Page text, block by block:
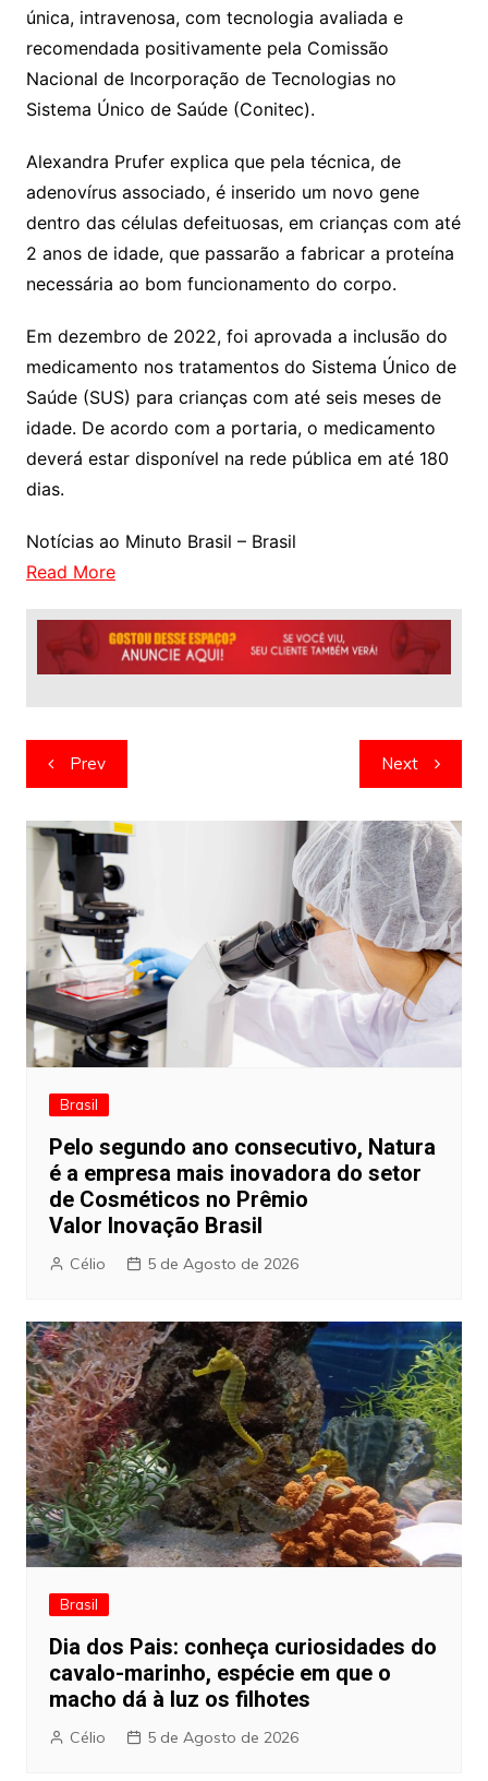
única, intravenosa, com tecnologia avaliada e
recomendada positivamente pela Comissão
Nacional de Incorporação de Tecnologias no
Sistema Único de Saúde (Conitec).
Alexandra Prufer explica que pela técnica, de
adenovírus associado, é inserido um novo gene
dentro das células defeituosas, em crianças com até
2 anos de idade, que passarão a fabricar a proteína
necessária ao bom funcionamento do corpo.
Em dezembro de 2022, foi aprovada a inclusão do
medicamento nos tratamentos do Sistema Único de
Saúde (SUS) para crianças com até seis meses de
idade. De acordo com a portaria, o medicamento
deverá estar disponível na rede pública em até 180
dias.
Notícias ao Minuto Brasil – Brasil
Read More
Navegação
de
artigos
Prev Next
Brasil
Pelo segundo ano consecutivo, Natura
é a empresa mais inovadora do setor
de Cosméticos no Prêmio
Valor Inovação Brasil
Célio 5 de Agosto de 2026
Brasil
Dia dos Pais: conheça curiosidades do
cavalo-marinho, espécie em que o
macho dá à luz os filhotes
Célio 5 de Agosto de 2026